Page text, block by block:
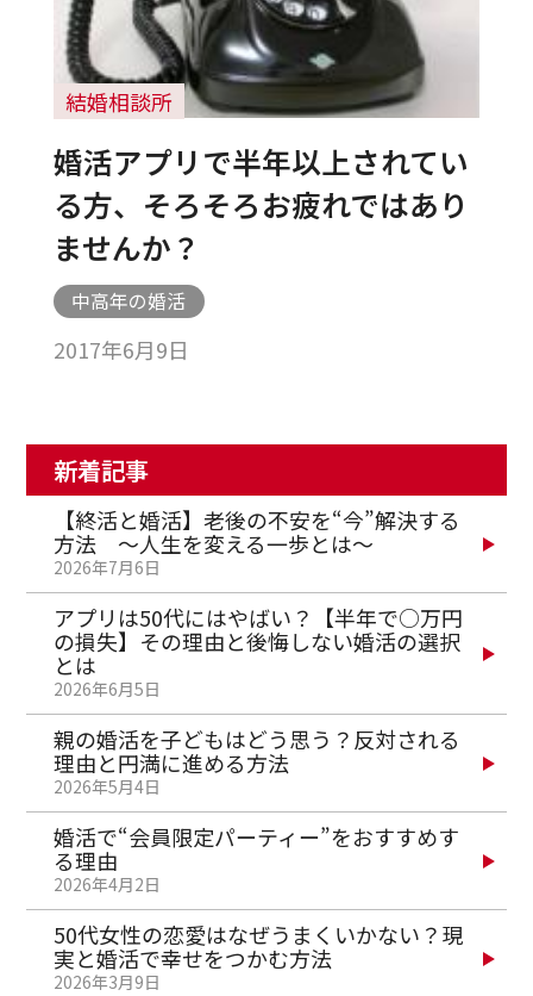
結婚相談所
婚活アプリで半年以上されてい
る方、そろそろお疲れではあり
ませんか？
中高年の婚活
2017年6月9日
新着記事
【終活と婚活】老後の不安を“今”解決する
方法 ～人生を変える一歩とは～
2026年7月6日
アプリは50代にはやばい？【半年で○万円
の損失】その理由と後悔しない婚活の選択
とは
2026年6月5日
親の婚活を子どもはどう思う？反対される
理由と円満に進める方法
2026年5月4日
婚活で“会員限定パーティー”をおすすめす
る理由
2026年4月2日
50代女性の恋愛はなぜうまくいかない？現
実と婚活で幸せをつかむ方法
2026年3月9日